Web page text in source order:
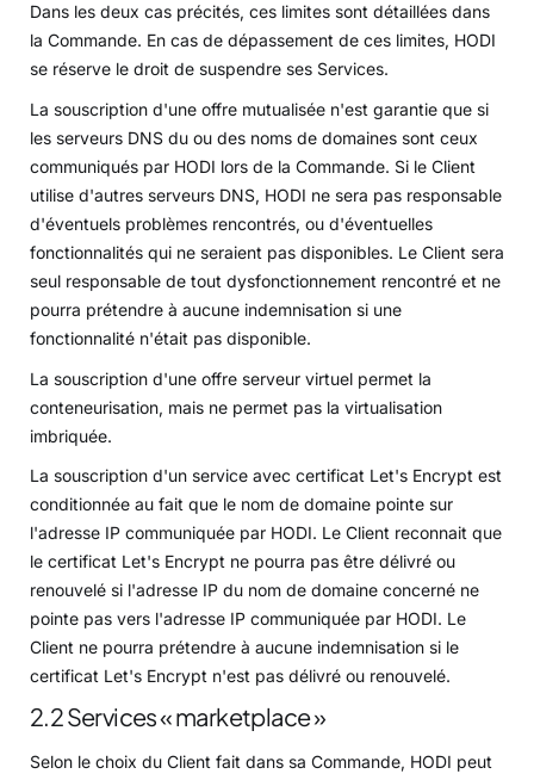
Dans les deux cas précités, ces limites sont détaillées dans
la Commande. En cas de dépassement de ces limites, HODI
se réserve le droit de suspendre ses Services.
La souscription d'une offre mutualisée n'est garantie que si
les serveurs DNS du ou des noms de domaines sont ceux
communiqués par HODI lors de la Commande. Si le Client
utilise d'autres serveurs DNS, HODI ne sera pas responsable
d'éventuels problèmes rencontrés, ou d'éventuelles
fonctionnalités qui ne seraient pas disponibles. Le Client sera
seul responsable de tout dysfonctionnement rencontré et ne
pourra prétendre à aucune indemnisation si une
fonctionnalité n'était pas disponible.
La souscription d'une offre serveur virtuel permet la
conteneurisation, mais ne permet pas la virtualisation
imbriquée.
La souscription d'un service avec certificat Let's Encrypt est
conditionnée au fait que le nom de domaine pointe sur
l'adresse IP communiquée par HODI. Le Client reconnait que
le certificat Let's Encrypt ne pourra pas être délivré ou
renouvelé si l'adresse IP du nom de domaine concerné ne
pointe pas vers l'adresse IP communiquée par HODI. Le
Client ne pourra prétendre à aucune indemnisation si le
certificat Let's Encrypt n'est pas délivré ou renouvelé.
2.2 Services « marketplace »
Selon le choix du Client fait dans sa Commande, HODI peut